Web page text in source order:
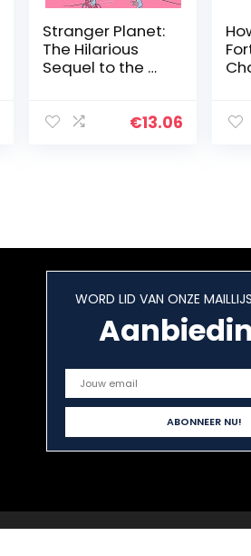
Stranger Planet:
The Hilarious
Sequel to the #1
€13.06
WORD LID VAN ONZE